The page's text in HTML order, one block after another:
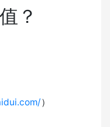
？
）